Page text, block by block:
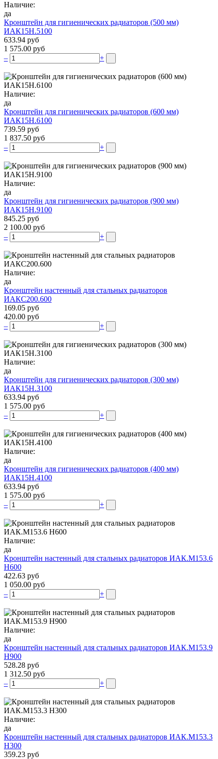
Наличие:
да
Кронштейн для гигиенических радиаторов (500 мм)
ИАК15Н.5100
633.94 руб
1 575.00 руб
–
+
Наличие:
да
Кронштейн для гигиенических радиаторов (600 мм)
ИАК15Н.6100
739.59 руб
1 837.50 руб
–
+
Наличие:
да
Кронштейн для гигиенических радиаторов (900 мм)
ИАК15Н.9100
845.25 руб
2 100.00 руб
–
+
Наличие:
да
Кронштейн настенный для стальных радиаторов
ИАКС200.600
169.05 руб
420.00 руб
–
+
Наличие:
да
Кронштейн для гигиенических радиаторов (300 мм)
ИАК15Н.3100
633.94 руб
1 575.00 руб
–
+
Наличие:
да
Кронштейн для гигиенических радиаторов (400 мм)
ИАК15Н.4100
633.94 руб
1 575.00 руб
–
+
Наличие:
да
Кронштейн настенный для стальных радиаторов ИАК.М153.6
Н600
422.63 руб
1 050.00 руб
–
+
Наличие:
да
Кронштейн настенный для стальных радиаторов ИАК.М153.9
Н900
528.28 руб
1 312.50 руб
–
+
Наличие:
да
Кронштейн настенный для стальных радиаторов ИАК.М153.3
Н300
359.23 руб